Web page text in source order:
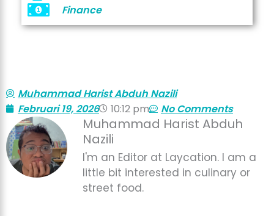
Finance
Muhammad Harist Abduh Nazili
Februari 19, 2026
10:12 pm No Comments
Muhammad Harist Abduh
Nazili
I'm an Editor at Laycation. I am a
little bit interested in culinary or
street food.